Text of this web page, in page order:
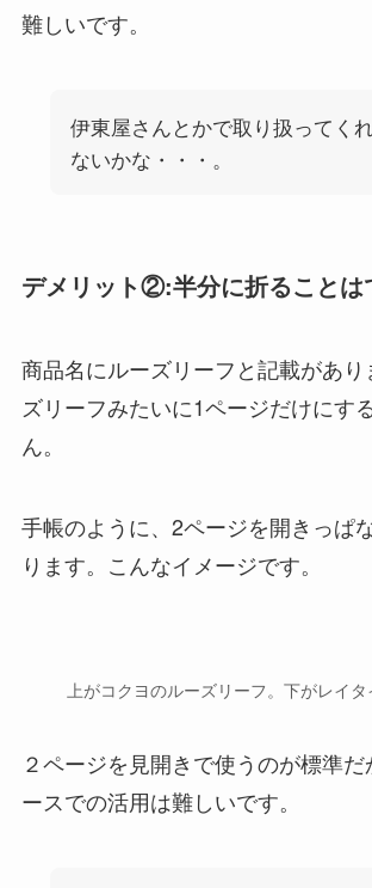
難しいです。
伊東屋さんとかで取り扱ってく
ないかな・・・。
デメリット②:半分に折ることは
商品名にルーズリーフと記載があ
ズリーフみたいに1ページだけにす
ん。
手帳のように、2ページを開きっぱ
ります。こんなイメージです。
上がコクヨのルーズリーフ。下がレイタ
２ページを見開きで使うのが標準
ースでの活用は難しいです。